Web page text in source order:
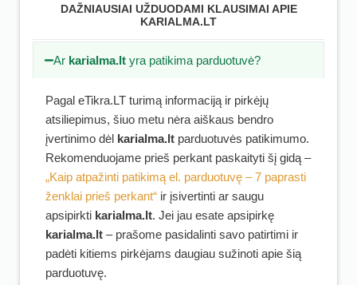
DAŽNIAUSIAI UŽDUODAMI KLAUSIMAI APIE
KARIALMA.LT
Ar karialma.lt yra patikima parduotuvė?
Pagal eTikra.LT turimą informaciją ir pirkėjų
atsiliepimus, šiuo metu nėra aiškaus bendro
įvertinimo dėl karialma.lt parduotuvės patikimumo.
Rekomenduojame prieš perkant paskaityti šį gidą –
„Kaip atpažinti patikimą el. parduotuvę – 7 paprasti
ženklai prieš perkant“ ir įsivertinti ar saugu
apsipirkti karialma.lt. Jei jau esate apsipirkę
karialma.lt – prašome pasidalinti savo patirtimi ir
padėti kitiems pirkėjams daugiau sužinoti apie šią
parduotuvę.